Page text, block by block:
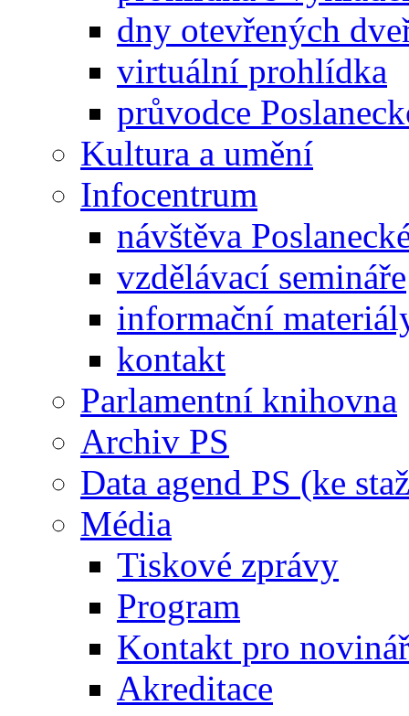
dny otevřených
virtuální prohlídka
průvodce
Kultura a umění
Infocentrum
návštěva
vzdělávací semináře
informační
kontakt
Parlamentní knihovna
Archiv PS
Data agend PS (ke
Média
Tiskové zprávy
Program
Kontakt pro
Akreditace